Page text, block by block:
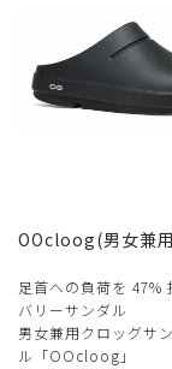
OOcloog(男女兼
足首への負荷を 47%
バリーサンダル
男女兼用クロッグサ
ル「OOcloog」